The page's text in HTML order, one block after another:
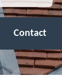
Contact